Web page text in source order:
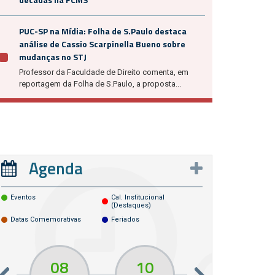
PUC-SP na Mídia: Folha de S.Paulo destaca
análise de Cassio Scarpinella Bueno sobre
mudanças no STJ
Professor da Faculdade de Direito comenta, em
reportagem da Folha de S.Paulo, a proposta...
Agenda
Eventos
Cal. Institucional
(destaques)
Datas Comemorativas
Feriados
08 10